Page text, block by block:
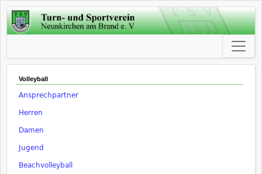
Volleyball
Ansprechpartner
Herren
Damen
Jugend
Beachvolleyball